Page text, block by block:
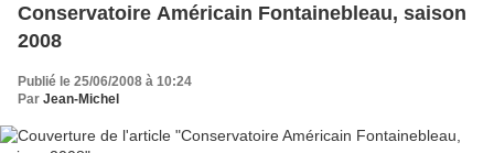
Conservatoire Américain Fontainebleau, saison
2008
Publié le 25/06/2008 à 10:24
Par Jean-Michel